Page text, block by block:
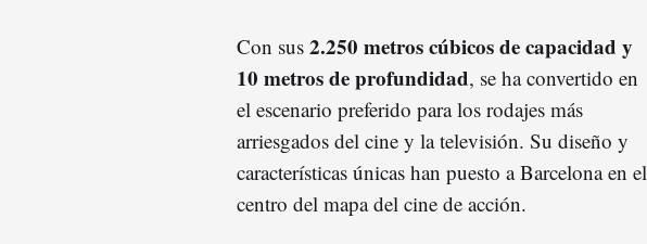
Con sus 2.250 metros cúbicos de capacidad y
10 metros de profundidad, se ha convertido en
el escenario preferido para los rodajes más
arriesgados del cine y la televisión. Su diseño y
características únicas han puesto a Barcelona en el
centro del mapa del cine de acción.